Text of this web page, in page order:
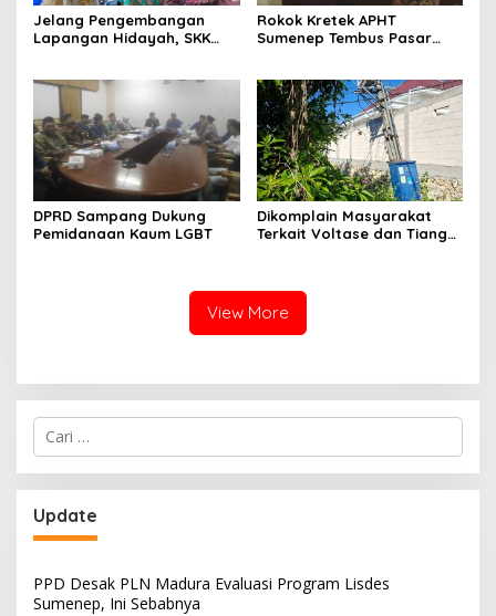
Jelang Pengembangan
Lapangan Hidayah, SKK
Nelayan Sampang
Rokok Kretek APHT
Sumenep Tembus Pasar
DPRD Sampang Dukung
Pemidanaan Kaum LGBT
Dikomplain Masyarakat
Terkait Voltase dan Tiang
View More
Cari
untuk:
Update
PPD Desak PLN Madura Evaluasi Program Lisdes
Sumenep, Ini Sebabnya